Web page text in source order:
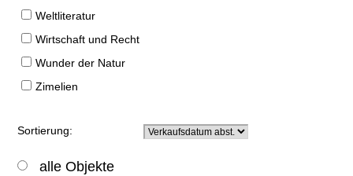
Weltliteratur
Wirtschaft und Recht
Wunder der Natur
Zimelien
Sortierung:
alle Objekte